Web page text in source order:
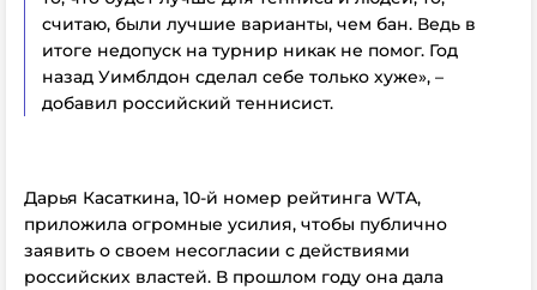
считаю, были лучшие варианты, чем бан. Ведь в
итоге недопуск на турнир никак не помог. Год
назад Уимблдон сделал себе только хуже», –
добавил российский теннисист.
Дарья Касаткина, 10-й номер рейтинга WTA,
приложила огромные усилия, чтобы публично
заявить о своем несогласии с действиями
российских властей. В прошлом году она дала